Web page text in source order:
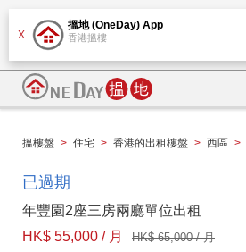
X
搵地 (OneDay) App
香港搵樓
搵樓盤 > 住宅 > 香港的出租樓盤 > 西區 >
已過期
年豐園2座三房兩廳單位出租
HK$ 55,000 / 月
HK$ 65,000 / 月